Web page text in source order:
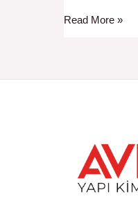
Avantajları
Read More »